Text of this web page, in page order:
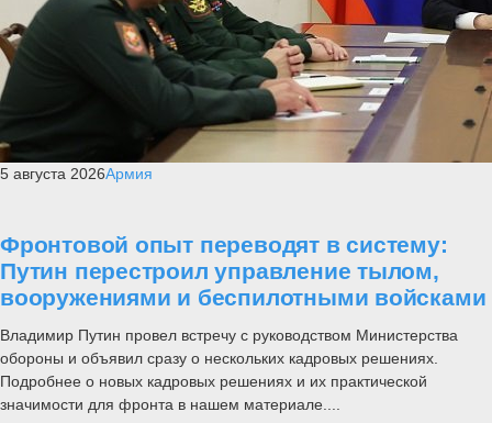
5 августа 2026Армия
Фронтовой опыт переводят в систему:
Путин перестроил управление тылом,
вооружениями и беспилотными войсками
Владимир Путин провел встречу с руководством Министерства
обороны и объявил сразу о нескольких кадровых решениях.
Подробнее о новых кадровых решениях и их практической
значимости для фронта в нашем материале....